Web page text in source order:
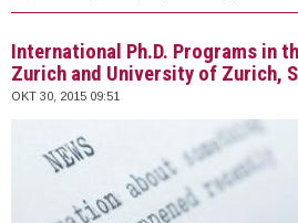
International Ph.D. Programs in
Zurich and University of Zurich,
ΟΚΤ 30, 2015 09:51